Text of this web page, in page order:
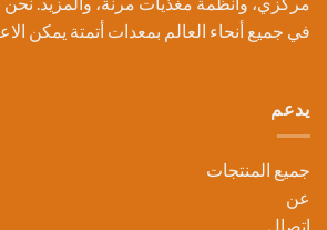
في جميع أنحاء العالم بمعدات أتمتة يمكن
يدعم
جميع المنتجات
عن
اتصال